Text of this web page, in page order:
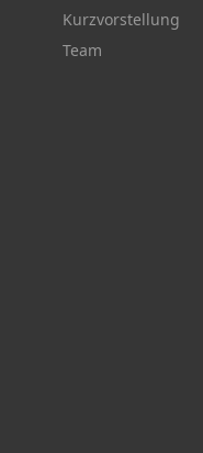
Kurzvorstellung
Team